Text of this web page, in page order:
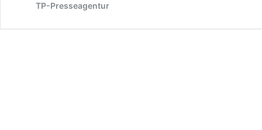
TP-Presseagentur